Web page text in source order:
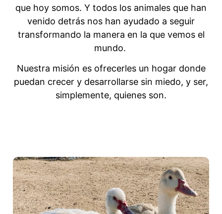
que hoy somos. Y todos los animales que han
venido detrás nos han ayudado a seguir
transformando la manera en la que vemos el
mundo.
Nuestra misión es ofrecerles un hogar donde
puedan crecer y desarrollarse sin miedo, y ser,
simplemente, quienes son.